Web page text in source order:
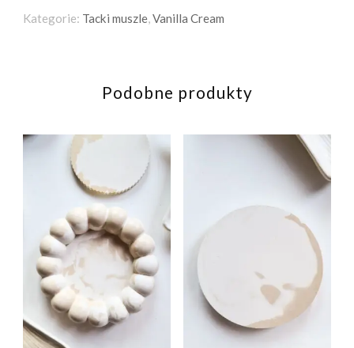
Kategorie: Tacki muszle Vanilla Cream
Podobne produkty